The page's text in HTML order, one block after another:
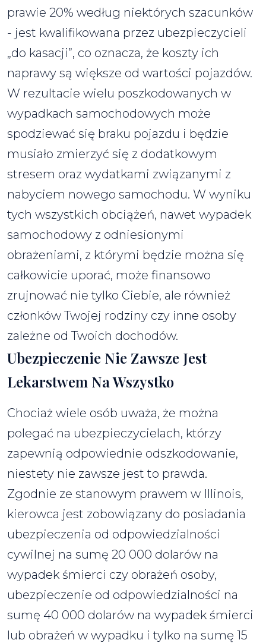
prawie 20% według niektórych szacunków
- jest kwalifikowana przez ubezpieczycieli
„do kasacji”, co oznacza, że koszty ich
naprawy są większe od wartości pojazdów.
W rezultacie wielu poszkodowanych w
wypadkach samochodowych może
spodziewać się braku pojazdu i będzie
musiało zmierzyć się z dodatkowym
stresem oraz wydatkami związanymi z
nabyciem nowego samochodu. W wyniku
tych wszystkich obciążeń, nawet wypadek
samochodowy z odniesionymi
obrażeniami, z którymi będzie można się
całkowicie uporać, może finansowo
zrujnować nie tylko Ciebie, ale również
członków Twojej rodziny czy inne osoby
zależne od Twoich dochodów.
Ubezpieczenie Nie Zawsze Jest
Lekarstwem Na Wszystko
Chociaż wiele osób uważa, że można
polegać na ubezpieczycielach, którzy
zapewnią odpowiednie odszkodowanie,
niestety nie zawsze jest to prawda.
Zgodnie ze stanowym prawem w Illinois,
kierowca jest zobowiązany do posiadania
ubezpieczenia od odpowiedzialności
cywilnej na sumę 20 000 dolarów na
wypadek śmierci czy obrażeń osoby,
ubezpieczenie od odpowiedzialności na
sumę 40 000 dolarów na wypadek śmierci
lub obrażeń w wypadku i tylko na sumę 15